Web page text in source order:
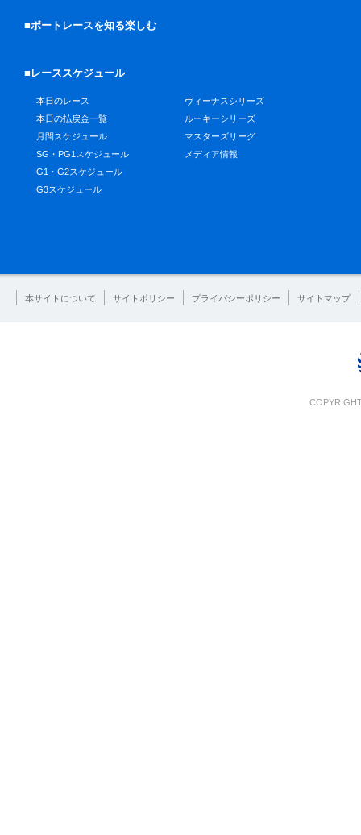
■ボートレースを知る楽しむ
■レーススケジュール
本日のレース
本日の払戻金一覧
月間スケジュール
SG・PG1スケジュール
G1・G2スケジュール
G3スケジュール
ヴィーナスシリーズ
ルーキーシリーズ
マスターズリーグ
メディア情報
本サイトについて サイトポリシー プライバシーポリシー サイトマップ